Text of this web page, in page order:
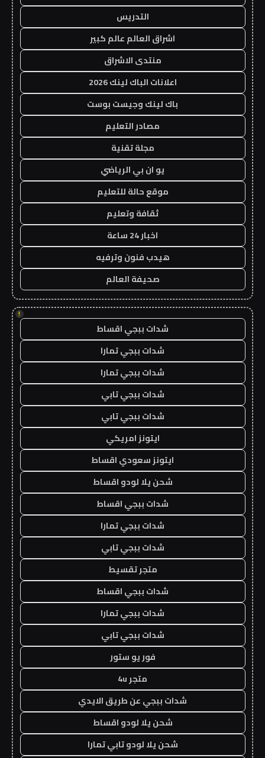
التدريس
اشراق العالم عالم كبير
منتدى الاشراق
اعلانات الباك لينك 2026
باك لينك وجيست بوست
مصادر التعليم
مجلة تقنية
يو ان بي الرياضي
موقع حالة للتعليم
ثقافة وتعليم
اخبار 24 ساعة
هيدب فنون وترفيه
صحيفة العالم
!
شدات ببجي اقساط
شدات ببجي تمارا
شدات ببجي تمارا
شدات ببجي تابي
شدات ببجي تابي
ايتونز امريكي
ايتونز سعودي اقساط
شحن يلا لودو اقساط
شدات ببجي اقساط
شدات ببجي تمارا
شدات ببجي تابي
متجر تقسيط
شدات ببجي اقساط
شدات ببجي تمارا
شدات ببجي تابي
فور يو ستور
متجر 4u
شدات ببجي عن طريق الايدي
شحن يلا لودو اقساط
شحن يلا لودو تابي تمارا